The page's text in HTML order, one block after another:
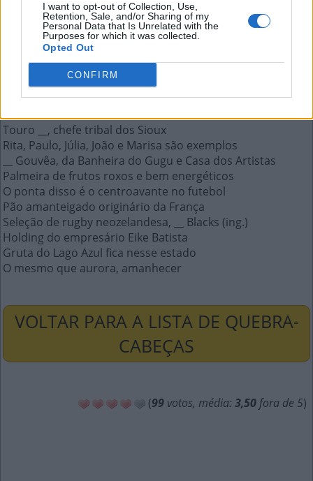
I want to opt-out of Collection, Use,
Retention, Sale, and/or Sharing of my
Personal Data that Is Unrelated with the
Purposes for which it was collected.
Opted Out
CONFIRM
Mais respostas deste quebra-cabeça:
A pessoa que deixou de ser algo
Mercedes __, cantora argentina
__ Sagan, cientista e cosmólogo americano
Maior número real fator de dois ou mais números
O mais curto do ano é fevereiro
Touro __, chefe tribal dos Sioux
Rita, Paulo, Júlia, João e Marisa são exemplos
__ Gouvêa, da Banheira do Gugu e Casa dos Artistas
Palmeira de frutos roxos e bem energéticos
O ponta disso é o centroavante no futebol
Pão amanteigado originário da França
Seleção de rugby neozelandesa, __ Blacks (ing.)
Holding do empresário Eike Batista
Gruta do Lago Azul fica nesse estado
O mesmo que aurora, amanhecer
VOLTAR PARA A LISTA DE QUEBRA-
CABEÇAS
(99 votos, média: 3,50 fora de 5)